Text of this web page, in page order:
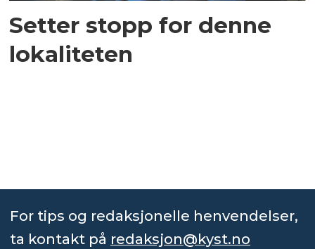
Setter stopp for denne
lokaliteten
For tips og redaksjonelle henvendelser,
ta kontakt på redaksjon@kyst.no